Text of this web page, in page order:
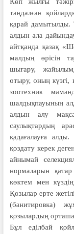
Көп жылғы
таңдалған
қарай дамытылды.
алдын ала
айтқанда қазақ
малдың өрісін
шығару,
отыру, оның күзгі,
зоотехник
шалдықпауының
алдын алу
саулықтардың
қадағалауға
қоздату керек
айнымай
нормаларын
көктем мен
Қозылар ерте
(банитировка)
қозылардың
Бұл еділбай